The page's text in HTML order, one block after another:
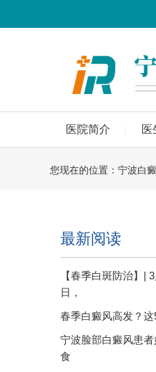
医院简介 医
您现在的位置： 宁波白
最新阅读
【春季白斑防治】|
日，
春季白癜风高发？
宁波脸部白癜风患
食